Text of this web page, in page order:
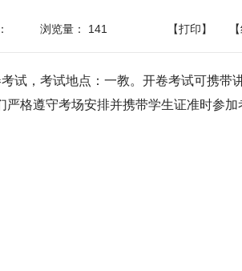
浏览量： 141 【打印】
试，考试地点：一教。开卷考试可携带
格遵守考场安排并携带学生证准时参加